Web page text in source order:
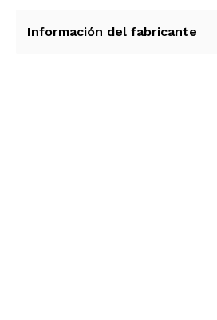
acumulación de polvo, y dos
Información del fabricante